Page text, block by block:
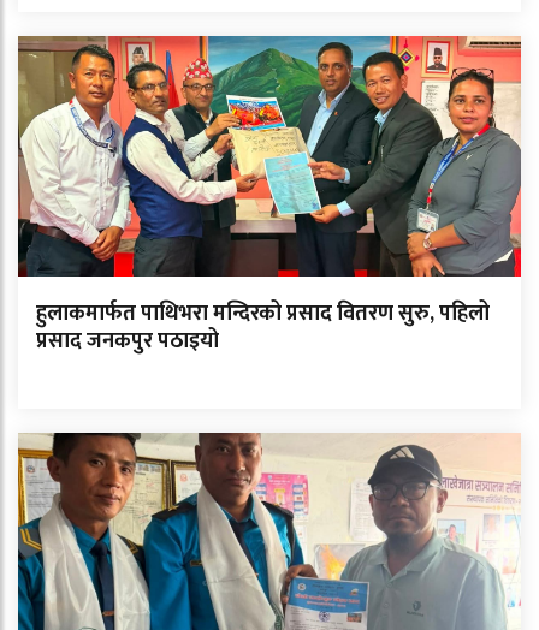
हुलाकमार्फत पाथिभरा मन्दिरको प्रसाद वितरण सुरु, पहिलो
प्रसाद जनकपुर पठाइयो